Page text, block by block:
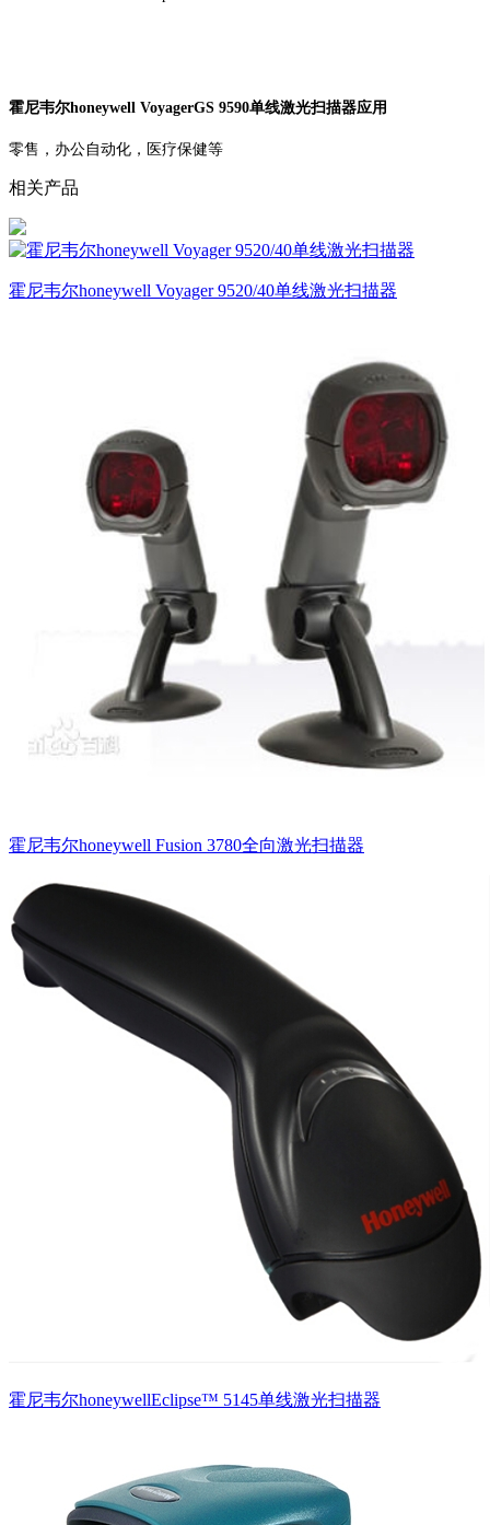
霍尼韦尔honeywell VoyagerGS 9590单线激光扫描器应用
零售，办公自动化，医疗保健等
相关产品
霍尼韦尔honeywell Voyager 9520/40单线激光扫描器
霍尼韦尔honeywell Fusion 3780全向激光扫描器
霍尼韦尔honeywellEclipse™ 5145单线激光扫描器